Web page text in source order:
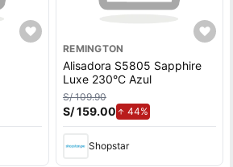
REMINGTON
Alisadora S5805 Sapphire
Luxe 230°C Azul
S/ 109.90
S/ 159.00 44%de aumento.
Shopstar